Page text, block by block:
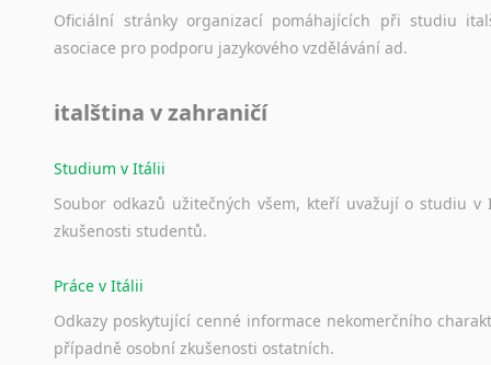
Oficiální stránky organizací pomáhajících při studiu
asociace pro podporu jazykového vzdělávání ad.
italština v zahraničí
Studium v Itálii
Soubor odkazů užitečných všem, kteří uvažují o studiu v
zkušenosti studentů.
Práce v Itálii
Odkazy poskytující cenné informace nekomerčního
případně osobní zkušenosti ostatních.